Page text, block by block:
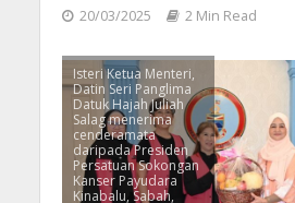
20/03/2025 2 Min Read
Isteri Ketua Menteri,
Datin Seri Panglima
Datuk Hajah Juliah
Salag menerima
cenderamata
daripada Presiden
Persatuan Sokongan
Kanser Payudara
Kinabalu, Sabah,